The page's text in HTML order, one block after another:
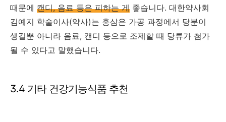
때문에 캔디, 음료 등은 피하는 게 좋습니다. 대한약사회
김예지 학술이사(약사)는 홍삼은 가공 과정에서 당분이
생길뿐 아니라 음료, 캔디 등으로 조제할 때 당류가 첨가
될 수 있다고 말했습니다.
3.4 기타 건강기능식품 추천